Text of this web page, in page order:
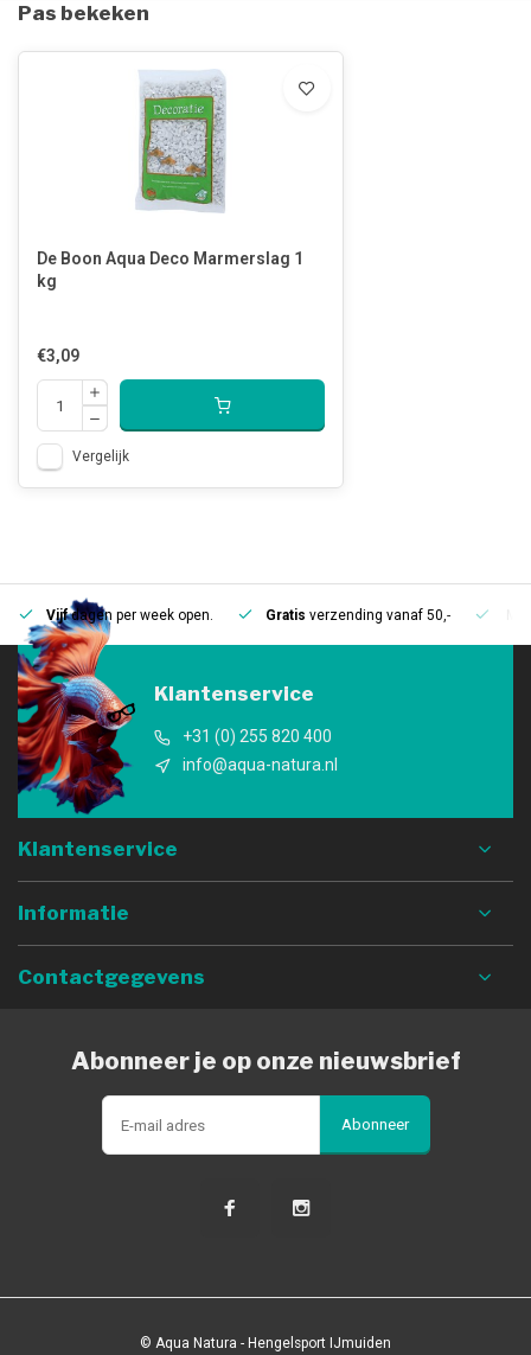
Pas bekeken
De Boon Aqua Deco Marmerslag 1
kg
€3,09
Vergelijk
Vijfdagen per week open. Gratis verzending vanaf 50,-
Klantenservice
+31 (0) 255 820 400
info@aqua-natura.nl
Klantenservice
Informatie
Contactgegevens
Abonneer je op onze nieuwsbrief
Abonneer
© Aqua Natura - Hengelsport IJmuiden